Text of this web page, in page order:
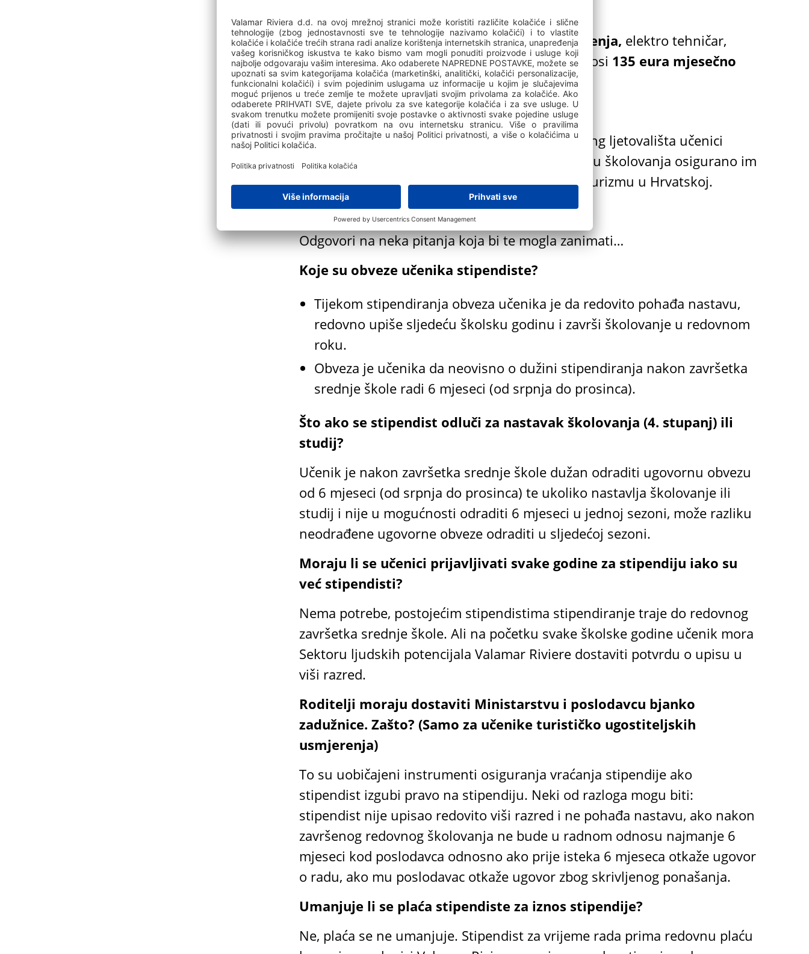
Učenicimaelektrotehničkih i srodnih usmjerenja, elektro tehničar,
elektro mehaničar i agrotehničar, stipendija iznosi 135 eura mjesečno
tijekom školske godine u istom trajanju.
U jednom od 36 hotela i ljetovališta i 15 kamping ljetovališta učenici
imaju priliku steći radno iskustvo, a po završetku školovanja osigurano im
je i prvo zaposlenje kod vodećeg poslodavca u turizmu u Hrvatskoj.
Odgovori na neka pitanja koja bi te mogla zanimati…
Koje su obveze učenika stipendiste?
Tijekom stipendiranja obveza učenika je da redovito pohađa nastavu,
redovno upiše sljedeću školsku godinu i završi školovanje u redovnom
roku.
Obveza je učenika da neovisno o dužini stipendiranja nakon završetka
srednje škole radi 6 mjeseci (od srpnja do prosinca).
Što ako se stipendist odluči za nastavak školovanja (4. stupanj) ili
studij?
Učenik je nakon završetka srednje škole dužan odraditi ugovornu obvezu
od 6 mjeseci (od srpnja do prosinca) te ukoliko nastavlja školovanje ili
studij i nije u mogućnosti odraditi 6 mjeseci u jednoj sezoni, može razliku
neodrađene ugovorne obveze odraditi u sljedećoj sezoni.
Moraju li se učenici prijavljivati svake godine za stipendiju iako su
već stipendisti?
Nema potrebe, postojećim stipendistima stipendiranje traje do redovnog
završetka srednje škole. Ali na početku svake školske godine učenik mora
Sektoru ljudskih potencijala Valamar Riviere dostaviti potvrdu o upisu u
viši razred.
Roditelji moraju dostaviti Ministarstvu i poslodavcu bjanko
zadužnice. Zašto? (Samo za učenike turističko ugostiteljskih
usmjerenja)
To su uobičajeni instrumenti osiguranja vraćanja stipendije ako
stipendist izgubi pravo na stipendiju. Neki od razloga mogu biti:
stipendist nije upisao redovito viši razred i ne pohađa nastavu, ako nakon
završenog redovnog školovanja ne bude u radnom odnosu najmanje 6
mjeseci kod poslodavca odnosno ako prije isteka 6 mjeseca otkaže ugovor
o radu, ako mu poslodavac otkaže ugovor zbog skrivljenog ponašanja.
Umanjuje li se plaća stipendiste za iznos stipendije?
Ne, plaća se ne umanjuje. Stipendist za vrijeme rada prima redovnu plaću